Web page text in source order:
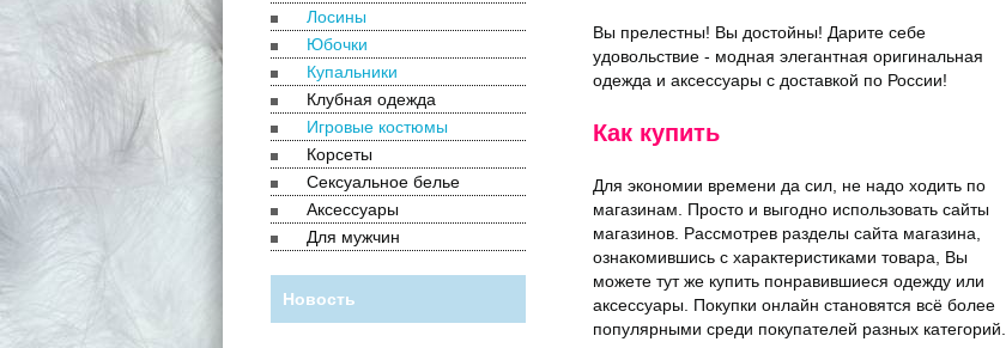
Лосины
Юбочки
Купальники
Клубная одежда
Игровые костюмы
Корсеты
Сексуальное белье
Аксессуары
Для мужчин
Новость
Вы прелестны! Вы достойны! Дарите себе
удовольствие - модная элегантная оригинальная
одежда и аксессуары с доставкой по России!
Как купить
Для экономии времени да сил, не надо ходить по
магазинам. Просто и выгодно использовать сайты
магазинов. Рассмотрев разделы сайта магазина,
ознакомившись с характеристиками товара, Вы
можете тут же купить понравившиеся одежду или
аксессуары. Покупки онлайн становятся всё более
популярными среди покупателей разных категорий.